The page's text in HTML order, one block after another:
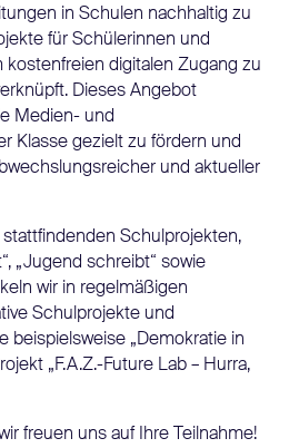
in Schulen nachhaltig zu
für Schülerinnen und
digitalen Zugang zu
Dieses Angebot
Medien- und
Klasse gezielt zu fördern und
und aktueller
Schulprojekten,
„Jugend schreibt“ sowie
wir in regelmäßigen
Schulprojekte und
beispielsweise „Demokratie in
„F.A.Z.-Future Lab – Hurra,
freuen uns auf Ihre Teilnahme!